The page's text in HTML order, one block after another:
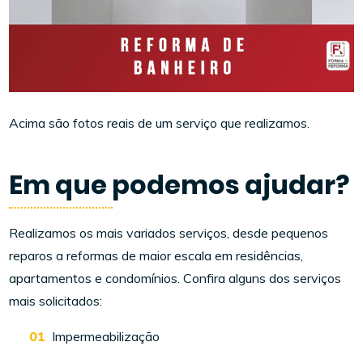
Acima são fotos reais de um serviço que realizamos.
Em que podemos ajudar?
Realizamos os mais variados serviços, desde pequenos
reparos a reformas de maior escala em residências,
apartamentos e condomínios. Confira alguns dos serviços
mais solicitados:
Impermeabilização